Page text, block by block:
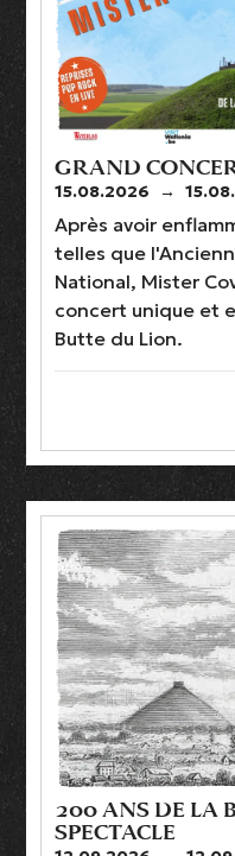
GRAND
15.08.2026 →
Après avoir
telles que
National, Mister
concert unique et
Butte du Lion.
200 ANS DE LA
SPECTACLE